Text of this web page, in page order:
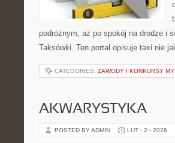
podróżnym, aż po spokój na drodze i
Taksówki. Ten portal opisuje taxi nie
CATEGORIES: ZAWODY I KONKURSY
AKWARYSTYKA
POSTED BY ADMIN LUT - 2 - 2026